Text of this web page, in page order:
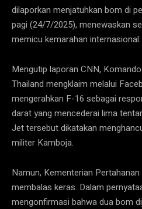
dilaporkan menjatuhkan bom di
pagi (24/7/2025), menewaskan
memicu kemarahan internasional.
Mengutip laporan CNN,
Thailand mengklaim melalui
mengerahkan F-16 sebagai
darat yang mencederai lima
Jet tersebut dikatakan
militer Kamboja.
Namun, Kementerian
membalas keras. Dalam
mengonfirmasi bahwa dua bom